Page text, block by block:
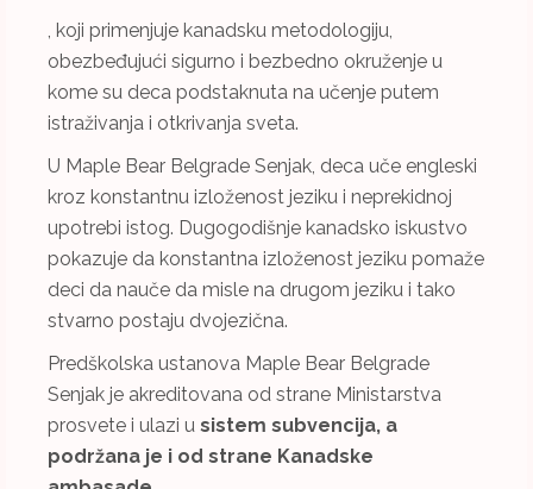
, koji primenjuje kanadsku metodologiju,
obezbeđujući sigurno i bezbedno okruženje u
kome su deca podstaknuta na učenje putem
istraživanja i otkrivanja sveta.
U Maple Bear Belgrade Senjak, deca uče engleski
kroz konstantnu izloženost jeziku i neprekidnoj
upotrebi istog. Dugogodišnje kanadsko iskustvo
pokazuje da konstantna izloženost jeziku pomaže
deci da nauče da misle na drugom jeziku i tako
stvarno postaju dvojezična.
Predškolska ustanova Maple Bear Belgrade
Senjak je akreditovana od strane Ministarstva
prosvete i ulazi u sistem subvencija, a
podržana je i od strane Kanadske